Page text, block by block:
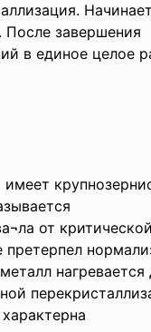
После завершения
в единое целое
от
претерпел
нагревается